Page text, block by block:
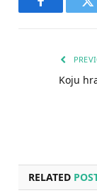
Facebook
Koju
RELATED